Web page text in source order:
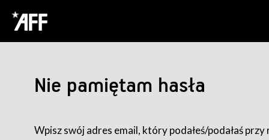
Nie pamiętam hasła
Wpisz swój adres email, który podałeś/podałaś